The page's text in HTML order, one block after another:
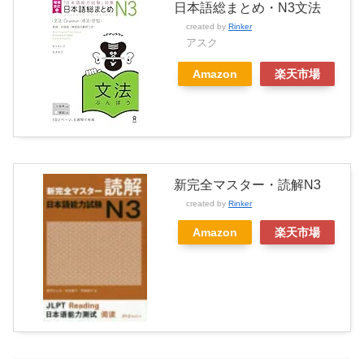
日本語総まとめ・N3文法
created by Rinker
アスク
Amazon 楽天市場
新完全マスター・読解N3
created by Rinker
Amazon 楽天市場